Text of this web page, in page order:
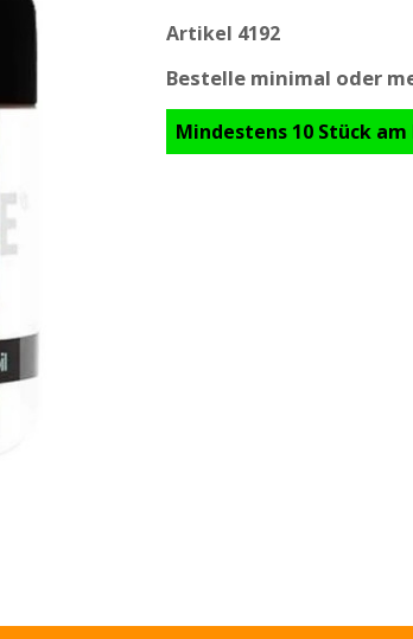
Artikel 4192
Bestelle minimal oder
Mindestens 10 Stück